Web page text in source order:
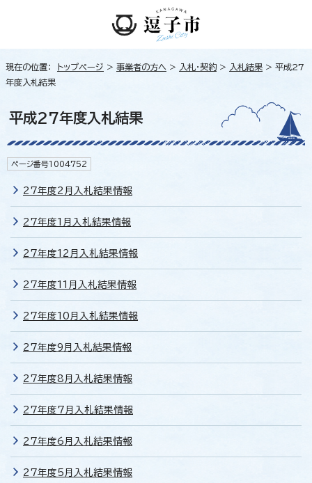
現在の位置： トップページ > 事業者の方へ > 入札・契約 > 入札結果 > 平成27
年度入札結果
平成27年度入札結果
ページ番号1004752
27年度2月入札結果情報
27年度1月入札結果情報
27年度12月入札結果情報
27年度11月入札結果情報
27年度10月入札結果情報
27年度9月入札結果情報
27年度8月入札結果情報
27年度7月入札結果情報
27年度6月入札結果情報
27年度5月入札結果情報